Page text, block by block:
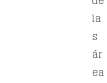
la
s
ár
ea